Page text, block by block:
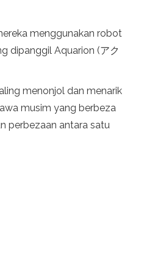
menggunakan robot
dipanggil Aquarion (アク
menonjol dan menarik
musim yang berbeza
perbezaan antara satu